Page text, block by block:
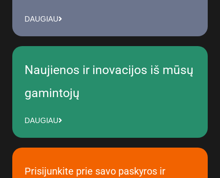
DAUGIAU
Naujienos ir inovacijos iš mūsų
gamintojų
DAUGIAU
Prisijunkite prie savo paskyros ir